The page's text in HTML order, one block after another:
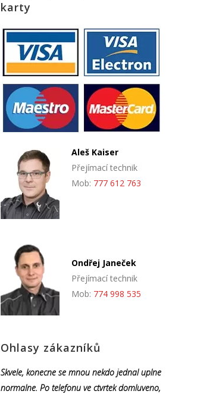
karty
Aleš Kaiser
Přejímací technik
Mob: 777 612 763
Ondřej Janeček
Přejímací technik
Mob: 774 998 535
Ohlasy zákazníků
Skvele, konecne se mnou nekdo jednal uplne
normalne. Po telefonu ve ctvrtek domluveno,